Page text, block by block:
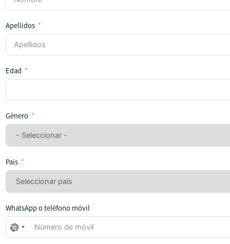
Apellidos
Edad
Género
País
WhatsApp o teléfono móvil
No
se